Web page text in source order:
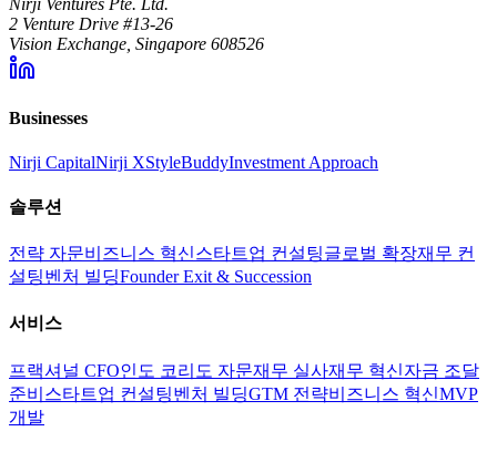
Nirji Ventures Pte. Ltd.
2 Venture Drive #13-26
Vision Exchange, Singapore 608526
Businesses
Nirji CapitalNirji XStyleBuddyInvestment Approach
솔루션
전략 자문비즈니스 혁신스타트업 컨설팅글로벌 확장재무 컨
설팅벤처 빌딩Founder Exit & Succession
서비스
프랙셔널 CFO인도 코리도 자문재무 실사재무 혁신자금 조달
준비 스타트업 컨설팅벤처 빌딩GTM 전략비즈니스 혁신MVP
개발